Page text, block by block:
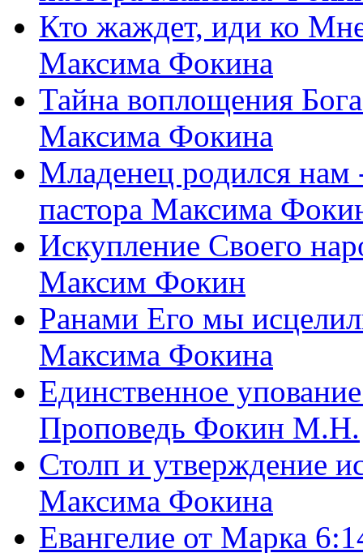
Кто жаждет, иди ко
Максима Фокина
Тайна воплощения
Максима Фокина
Младенец родился
пастора Максима
Искупление Своего
Максим Фокин
Ранами Его мы
Максима Фокина
Единственное
Проповедь Фокин М.Н.
Столп и утверждение
Максима Фокина
Евангелие от Марка